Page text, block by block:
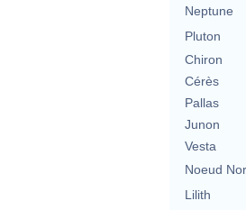
Neptune
Pluton
Chiron
Cérès
Pallas
Junon
Vesta
Noeud
Lilith